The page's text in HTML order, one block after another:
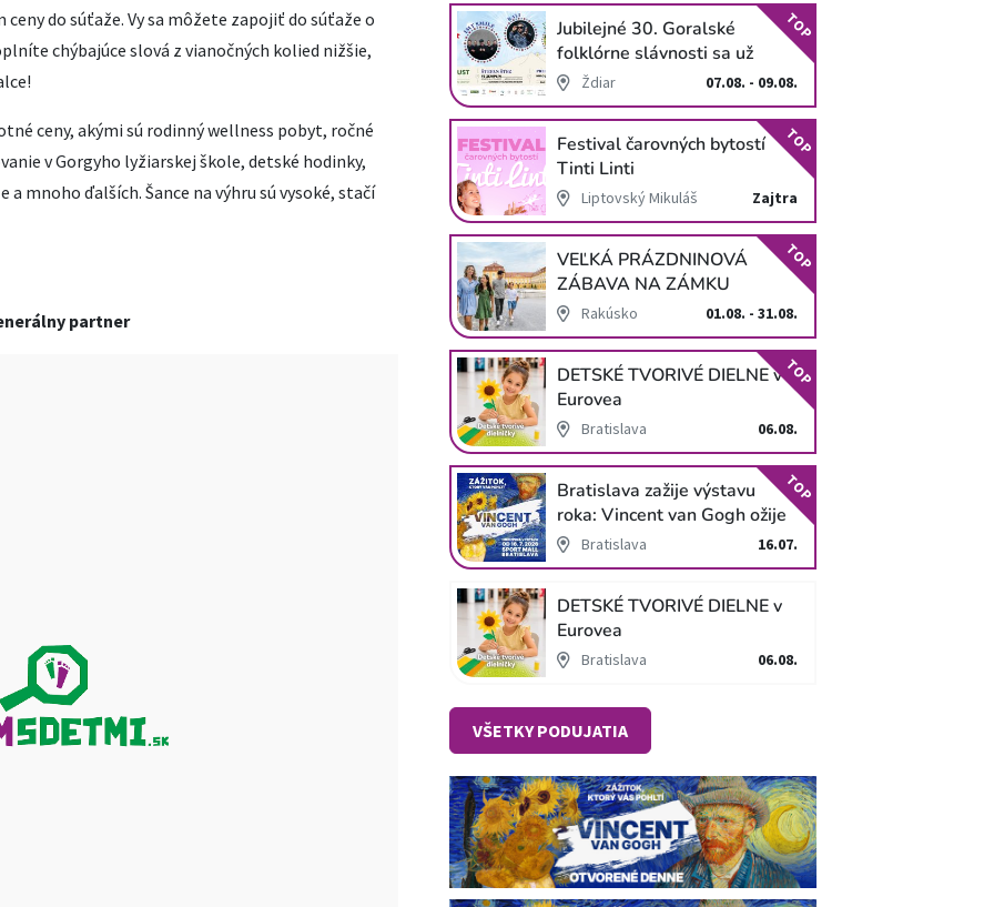
do súťaže. Vy sa môžete zapojiť do súťaže o
chýbajúce slová z vianočných kolied nižšie,
ceny, akými sú rodinný wellness pobyt, ročné
v Gorgyho lyžiarskej škole, detské hodinky,
a mnoho ďalších. Šance na výhru sú vysoké, stačí
partner
Jubilejné 30. Goralské
folklórne slávnosti sa už
blížiaŽdiar 07.08. - 09.08.
TOP
Festival čarovných bytostí
Tinti Linti
Liptovský Mikuláš Zajtra
TOP
VEĽKÁ PRÁZDNINOVÁ
ZÁBAVA NA ZÁMKU
SCHLOSS HOF
Rakúsko 01.08. - 31.08.
TOP
DETSKÉ TVORIVÉ DIELNE v
Eurovea
Bratislava 06.08.
TOP
Bratislava zažije výstavu
roka: Vincent van Gogh ožije
v unikátnej imerzívnej šou!
Bratislava 16.07.
TOP
DETSKÉ TVORIVÉ DIELNE v
Eurovea
Bratislava 06.08.
VŠETKY PODUJATIA